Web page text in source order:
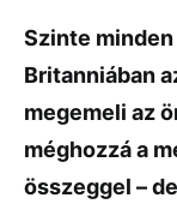
Szinte
Britanniában
megemeli az
méghozzá a
összeggel –